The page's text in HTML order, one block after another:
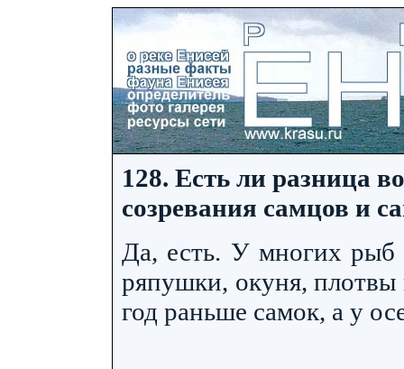
128. Есть ли разница
созревания самцов и
Да, есть. У многих рыб
ряпушки, окуня,
год раньше самок, а у